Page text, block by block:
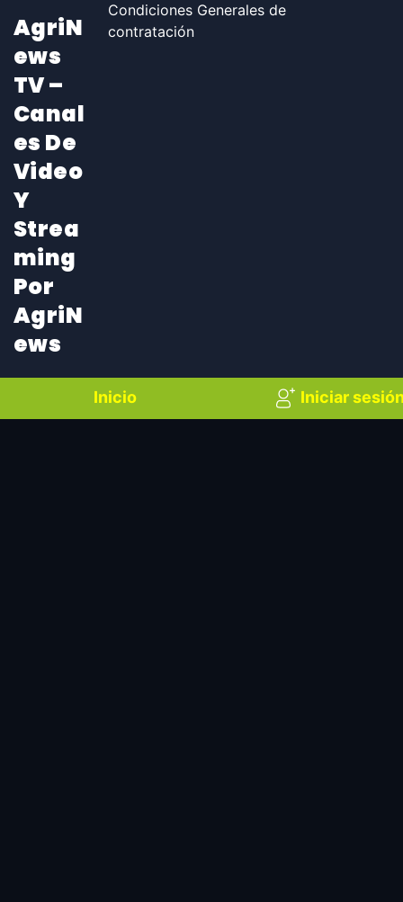
Inicio Iniciar
AgriN
Ews
TV –
Canal
Es De
Video
Y
Strea
Ming
Por
AgriN
Ews
Condiciones Generales de
contratación